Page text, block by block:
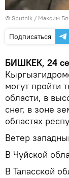
© Sputnik / Максим
Подписаться
БИШКЕК, 24
могут пройти
области, в
снег, в зоне
областях
Ветер
В Чуйской
В Таласской